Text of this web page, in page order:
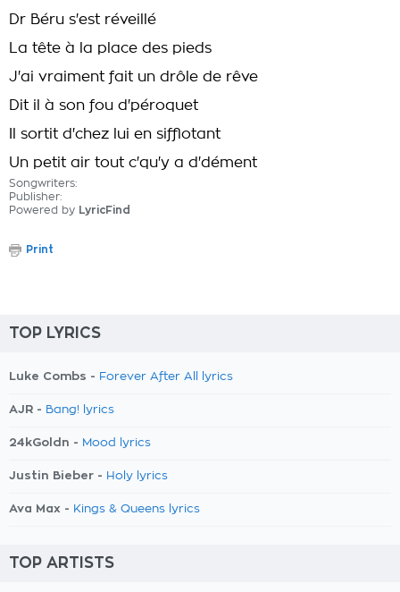
Dr Béru s'est réveillé
La tête à la place des pieds
J'ai vraiment fait un drôle de rêve
Dit il à son fou d'péroquet
Il sortit d'chez lui en sifflotant
Un petit air tout c'qu'y a d'dément
Songwriters:
Publisher:
Powered by LyricFind
Print
TOP LYRICS
Luke Combs - Forever After All lyrics
AJR - Bang! lyrics
24kGoldn - Mood lyrics
Justin Bieber - Holy lyrics
Ava Max - Kings & Queens lyrics
TOP ARTISTS